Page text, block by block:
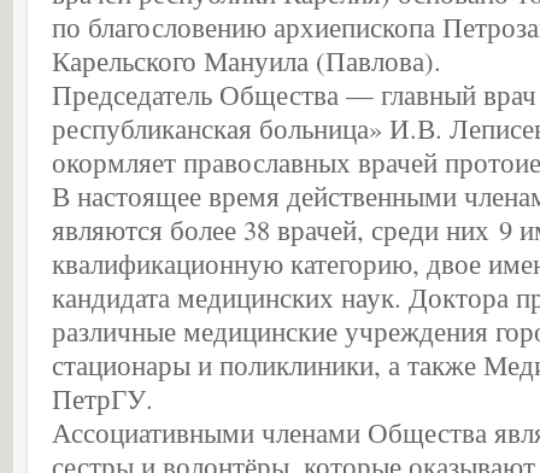
по благословению архиепископа
Карельского Мануила (Павлова).
Председатель Общества — главный
республиканская больница» И.В.
окормляет православных врачей
В настоящее время действенными
являются более 38 врачей, среди них
квалификационную категорию, двое
кандидата медицинских наук. Доктора
различные медицинские учреждения
стационары и поликлиники, а также
ПетрГУ.
Ассоциативными членами Общества
сестры и волонтёры, которые